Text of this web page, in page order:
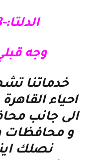
الدلتا:-01284817088
وجه قبلي:-
خدماتنا
احياء
الى جانب
و محافظات
نصلك